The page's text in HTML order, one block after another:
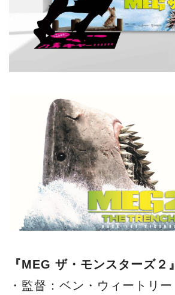
『MEG ザ・モンスターズ２』
・監督：ベン・ウィートリー